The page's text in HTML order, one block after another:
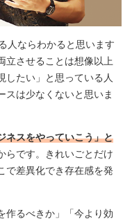
人ならわかると思います
立させることは想像以上
したい」と思っている人
スは少なくないと思いま
ネスをやっていこう」と
らです。きれいごとだけ
で差異化でき存在感を発
作るべきか」「今より効